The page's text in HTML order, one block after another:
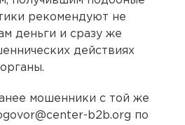
рекомендуют не
деньги и сразу же
действиях
мошенники с той же
b2b.org по